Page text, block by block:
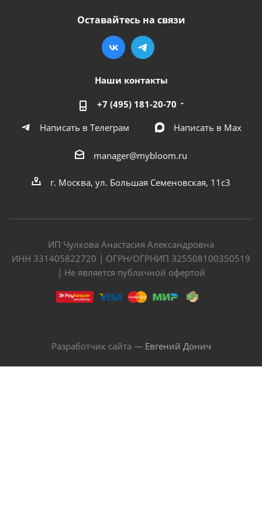
Оставайтесь на связи
Наши контакты
+7 (495) 181-20-70
Написать в Телеграм
Написать в Мах
manager@mybloom.ru
г. Москва, ул. Большая Семеновская, 11с3
ИП Чулкова Анастасия Александровна
ИНН 331405822720 | ОГРН/ОГРНИП 325508100350519
| Не является публичной офертой
Разработчик сайта — Евгений Донич